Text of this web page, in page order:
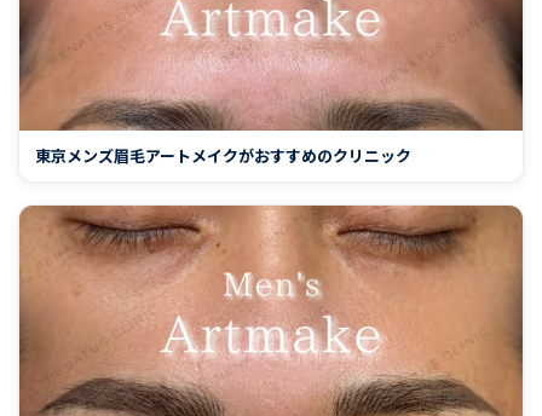
東京メンズ眉毛アートメイクがおすすめのクリニック